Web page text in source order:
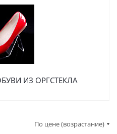
ИЗ ОРГСТЕКЛА
По цене (возрастание)